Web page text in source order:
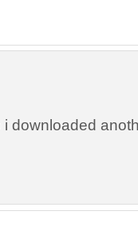
i downloaded